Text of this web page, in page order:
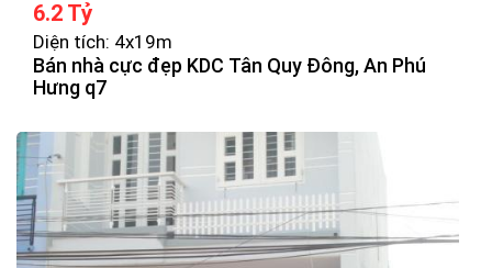
6.2 Tỷ
Diện tích: 4x19m
Bán nhà cực đẹp KDC Tân Quy Đông, An Phú
Hưng q7